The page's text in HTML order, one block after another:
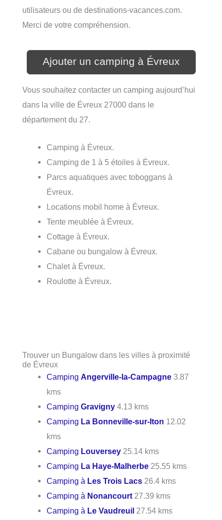
utilisateurs ou de destinations-vacances.com.
Merci de votre compréhension.
Ajouter un camping à Évreux
Vous souhaitez contacter un camping aujourd’hui
dans la ville de Évreux 27000 dans le
département du 27.
Camping à Évreux.
Camping de 1 à 5 étoiles à Évreux.
Parcs aquatiques avec toboggans à
Évreux.
Locations mobil home à Évreux.
Tente meublée à Évreux.
Cottage à Évreux.
Cabane ou bungalow à Évreux.
Chalet à Évreux.
Roulotte à Évreux.
Trouver un Bungalow dans les villes à proximité
de Évreux
CampingAngerville-la-Campagne 3.87
kms
CampingGravigny 4.13 kms
Camping La Bonneville-sur-Iton 12.02
kms
Camping Louversey 25.14 kms
Camping La Haye-Malherbe 25.55 kms
Camping à Les Trois Lacs 26.4 kms
Camping à Nonancourt 27.39 kms
Camping à Le Vaudreuil 27.54 kms